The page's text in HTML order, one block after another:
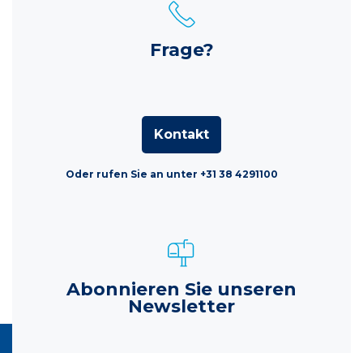
Frage?
Kontakt
Oder rufen Sie an unter +31 38 4291100
Abonnieren Sie unseren
Newsletter